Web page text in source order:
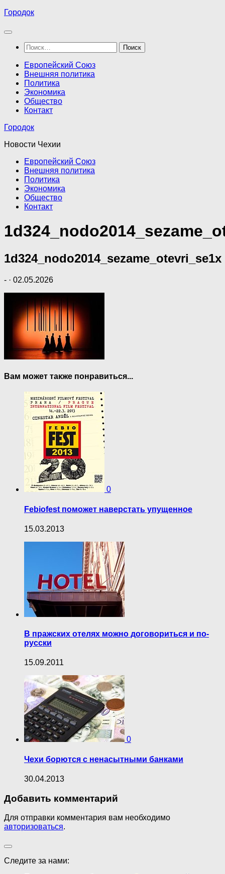
Перейти
содержимому
Городок
Найти:
Европейский Союз
Внешняя политика
Политика
Экономика
Общество
Контакт
Городок
Новости Чехии
Европейский Союз
Внешняя политика
Политика
Экономика
Общество
Контакт
1d324_nodo2014_sezame_otevri_se1x
- · 02.05.2026
Вам может также понравиться...
0
Febiofest поможет наверстать упущенное
15.03.2013
В пражских отелях можно договориться и по-
русски
15.09.2011
0
Чехи борются с ненасытными банками
30.04.2013
Добавить комментарий
Для отправки комментария вам необходимо
авторизоваться.
Следите за нами: